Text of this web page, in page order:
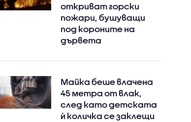
откриват горски
пожари, бушуващи
под короните на
дървета
Майка беше влачена
45 метра от влак,
след като детската
ѝ количка се заклещи